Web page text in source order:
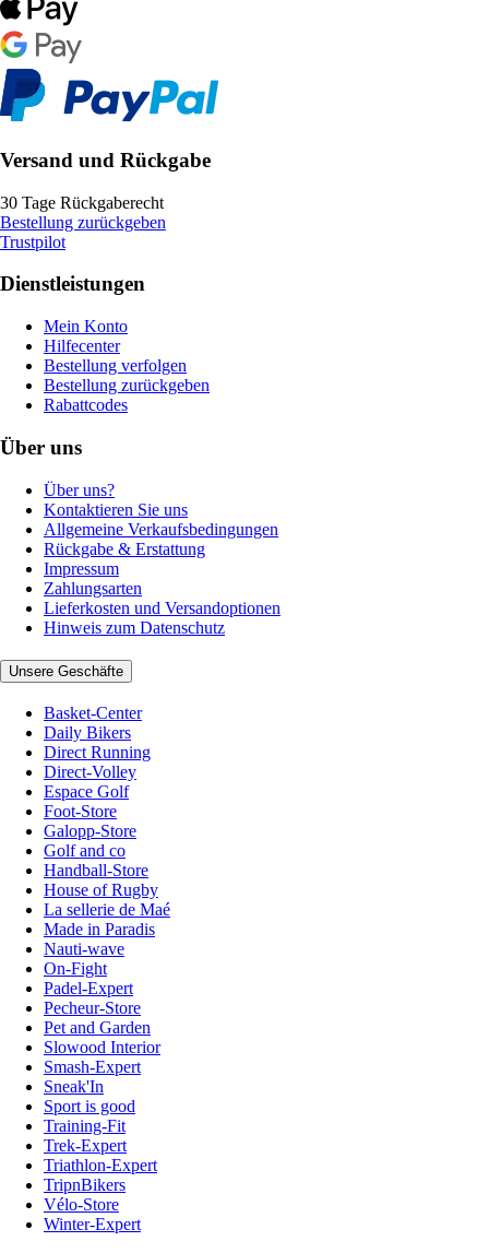
Versand und Rückgabe
30 Tage Rückgaberecht
Bestellung zurückgeben
Trustpilot
Dienstleistungen
Mein Konto
Hilfecenter
Bestellung verfolgen
Bestellung zurückgeben
Rabattcodes
Über uns
Über uns?
Kontaktieren Sie uns
Allgemeine Verkaufsbedingungen
Rückgabe & Erstattung
Impressum
Zahlungsarten
Lieferkosten und Versandoptionen
Hinweis zum Datenschutz
Unsere Geschäfte
Basket-Center
Daily Bikers
Direct Running
Direct-Volley
Espace Golf
Foot-Store
Galopp-Store
Golf and co
Handball-Store
House of Rugby
La sellerie de Maé
Made in Paradis
Nauti-wave
On-Fight
Padel-Expert
Pecheur-Store
Pet and Garden
Slowood Interior
Smash-Expert
Sneak'In
Sport is good
Training-Fit
Trek-Expert
Triathlon-Expert
TripnBikers
Vélo-Store
Winter-Expert